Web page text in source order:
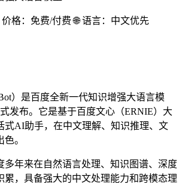
价格：免费/付费 🌐 语言：中文优先
）是百度全新一代知识增强大语言模
发布。它是基于百度文心（ERNIE）大
式AI助手，在中文理解、知识推理、文
。
多年来在自然语言处理、知识图谱、深度
累，具备强大的中文处理能力和跨模态理